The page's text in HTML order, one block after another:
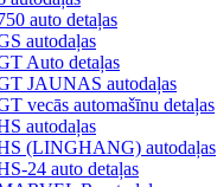
auto detaļas
autodaļas
Auto detaļas
JAUNAS autodaļas
vecās automašīnu detaļas
autodaļas
(LINGHANG) autodaļas
24 auto detaļas